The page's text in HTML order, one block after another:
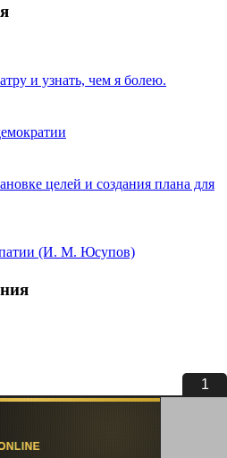
и узнать, чем я болею.
целей и создания плана для
(И. М. Юсупов)